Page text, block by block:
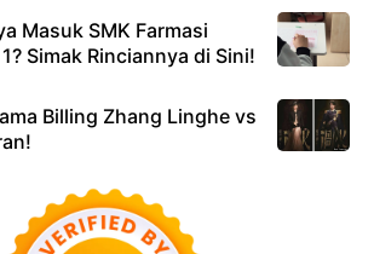
Masuk SMK Farmasi
Simak Rinciannya di Sini!
Billing Zhang Linghe vs